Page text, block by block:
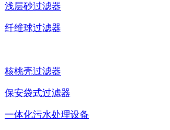
浅层砂过滤器
纤维球过滤器
核桃壳过滤器
保安袋式过滤器
一体化污水处理设备